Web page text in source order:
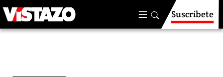
Suscríbete